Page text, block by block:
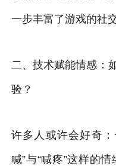
一步丰富了游戏的社
二、技术赋能情感：
验？
许多人或许会好奇
喊”与“喊疼”这样的